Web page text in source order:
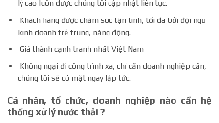
lý cao luôn được chúng tôi cập nhật liên tục.
Khách hàng được chăm sóc tận tình, tối đa bởi đội ngũ
kinh doanh trẻ trung, năng động.
Giá thành cạnh tranh nhất Việt Nam
Không ngại đi công trình xa, chỉ cần doanh nghiệp cần,
chúng tôi sẽ có mặt ngay lập tức.
Cá nhân, tổ chức, doanh nghiệp nào cần hệ
thống xử lý nước thải ?